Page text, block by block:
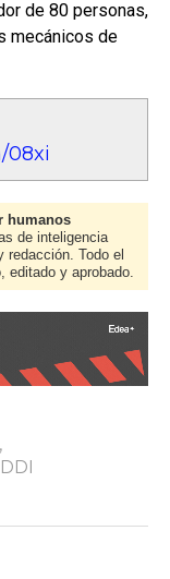
de 80 personas,
mecánicos de
08xi
humanos
de inteligencia
Todo el
editado y aprobado.
,